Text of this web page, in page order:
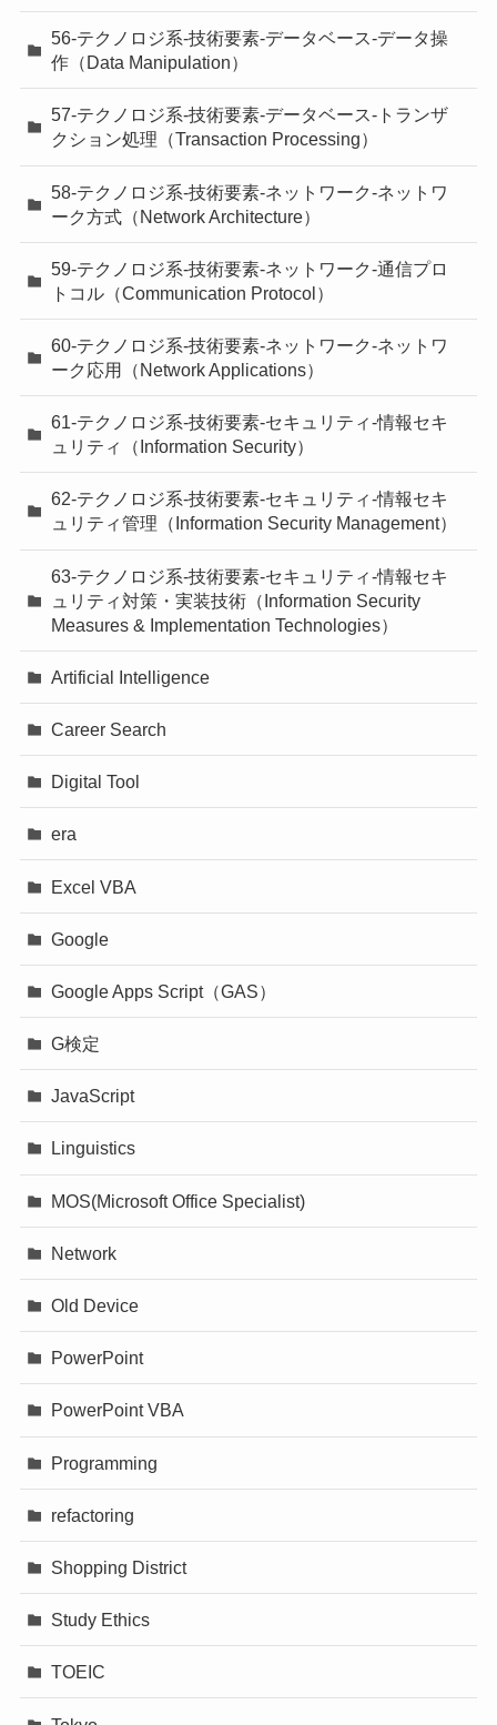
56-テクノロジ系-技術要素-データベース-データ操
作（Data Manipulation）
57-テクノロジ系-技術要素-データベース-トランザ
クション処理（Transaction Processing）
58-テクノロジ系-技術要素-ネットワーク-ネットワ
ーク方式（Network Architecture）
59-テクノロジ系-技術要素-ネットワーク-通信プロ
トコル（Communication Protocol）
60-テクノロジ系-技術要素-ネットワーク-ネットワ
ーク応用（Network Applications）
61-テクノロジ系-技術要素-セキュリティ-情報セキ
ュリティ（Information Security）
62-テクノロジ系-技術要素-セキュリティ-情報セキ
ュリティ管理（Information Security Management）
63-テクノロジ系-技術要素-セキュリティ-情報セキ
ュリティ対策・実装技術（Information Security
Measures & Implementation Technologies）
Artificial Intelligence
Career Search
Digital Tool
era
Excel VBA
Google
Google Apps Script（GAS）
G検定
JavaScript
Linguistics
MOS(Microsoft Office Specialist)
Network
Old Device
PowerPoint
PowerPoint VBA
Programming
refactoring
Shopping District
Study Ethics
TOEIC